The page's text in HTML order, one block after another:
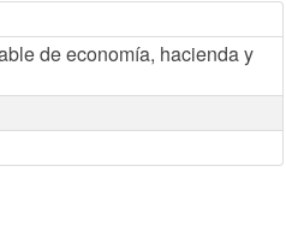
de economía, hacienda y